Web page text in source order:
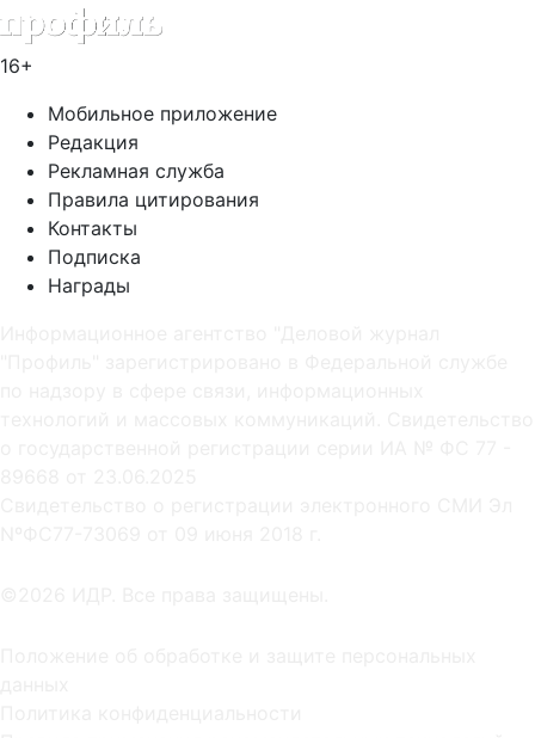
16+
Мобильное приложение
Редакция
Рекламная служба
Правила цитирования
Контакты
Подписка
Награды